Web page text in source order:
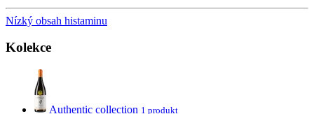
Nízký obsah histaminu
Kolekce
Authentic collection 1 produkt